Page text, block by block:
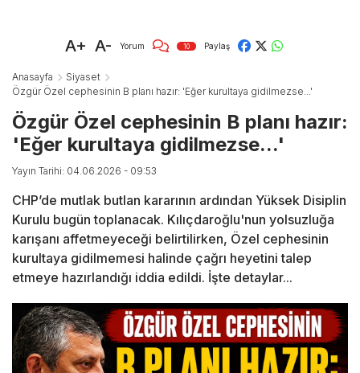
A+ A- Yorum 10 Paylaş
Anasayfa
Siyaset
Özgür Özel cephesinin B planı hazır: 'Eğer kurultaya gidilmezse...'
Özgür Özel cephesinin B planı hazır:
'Eğer kurultaya gidilmezse...'
Yayın Tarihi: 04.06.2026 - 09:53
CHP’de mutlak butlan kararının ardından Yüksek Disiplin
Kurulu bugün toplanacak. Kılıçdaroğlu'nun yolsuzluğa
karışanı affetmeyeceği belirtilirken, Özel cephesinin
kurultaya gidilmemesi halinde çağrı heyetini talep
etmeye hazırlandığı iddia edildi. İşte detaylar...